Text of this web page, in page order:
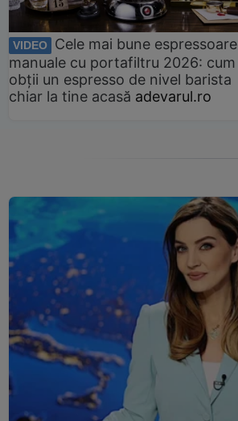
VIDEO
Cele mai bune espressoare
manuale cu portafiltru 2026: cum
obții un espresso de nivel barista
chiar la tine acasă adevarul.ro